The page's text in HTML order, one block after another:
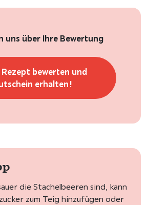
uns über Ihre Bewertung
bewerten und
erhalten!
die Stachelbeeren sind, kann
zum Teig hinzufügen oder